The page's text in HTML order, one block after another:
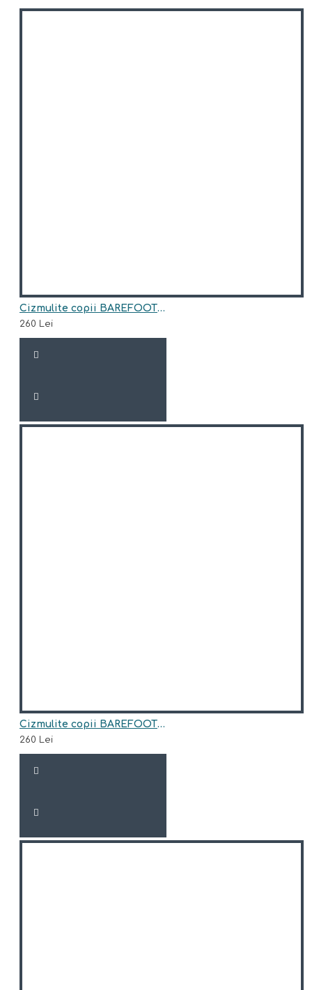
Cizmulite copii BAREFOOT din piele naturala model DION
260 Lei
Cizmulite copii BAREFOOT din piele naturala model JULIAN
260 Lei